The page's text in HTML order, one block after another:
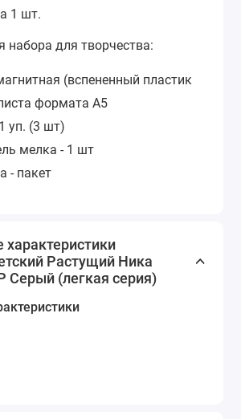
1 шт.
набора для творчества:
(вспененный пластик
формата А5
уп. (3 шт)
мелка - 1 шт
- пакет
характеристики
Растущий Ника
(легкая серия)